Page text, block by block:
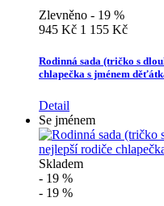
Zlevněno - 19 %
945 Kč 1 155 Kč
Rodinná sada (tričko s
chlapečka s jménem
Detail
Se jménem
Skladem
- 19 %
- 19 %